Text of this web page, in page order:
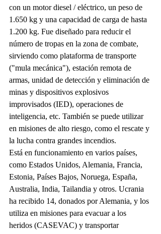
con un motor diesel / eléctrico, un peso de
1.650 kg y una capacidad de carga de hasta
1.200 kg. Fue diseñado para reducir el
número de tropas en la zona de combate,
sirviendo como plataforma de transporte
("mula mecánica"), estación remota de
armas, unidad de detección y eliminación de
minas y dispositivos explosivos
improvisados (IED), operaciones de
inteligencia, etc. También se puede utilizar
en misiones de alto riesgo, como el rescate y
la lucha contra grandes incendios.
Está en funcionamiento en varios países,
como Estados Unidos, Alemania, Francia,
Estonia, Países Bajos, Noruega, España,
Australia, India, Tailandia y otros. Ucrania
ha recibido 14, donados por Alemania, y los
utiliza en misiones para evacuar a los
heridos (CASEVAC) y transportar